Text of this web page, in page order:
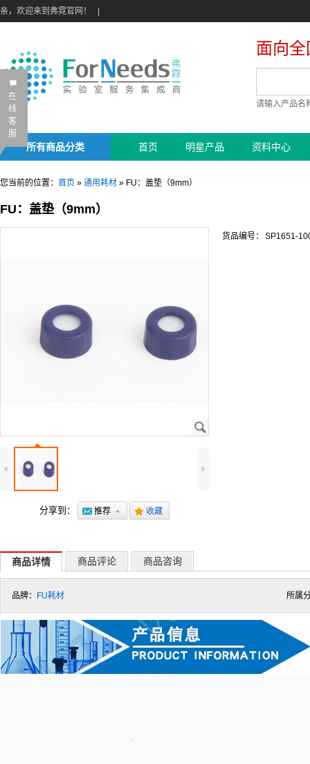
亲，欢迎来到弗霓官网！
面向
请输入产品名
所有商品分类 首页 明星产品 资料中心
您当前的位置： 首页 » 通用耗材 » FU：盖垫（9mm）
FU：盖垫（9mm）
J
4 5
分享到： @ 推荐 7 . 收藏
货品编号： SP1651-
商品详情 商品评论 商品咨询
品牌： FU耗材 所属
B
在
线
客
服